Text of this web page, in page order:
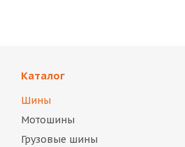
Каталог
Шины
Мотошины
Грузовые шины